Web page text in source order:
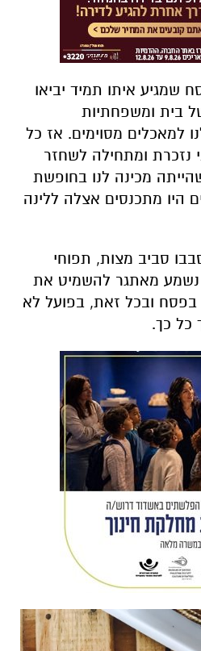
שמגיע איתו תמיד יביאו
בית ומשפחתיות
למאכלים מסוימים. אז כל
ומתחילה לשחזר
מכינה לנו בחופשת
היו מתכנסים אצלה ללינה
סביב מצות, תפוחי
נשמע מאתגר להשמיט את
בפסח ובכל זאת, בפועל לא
כל כך.